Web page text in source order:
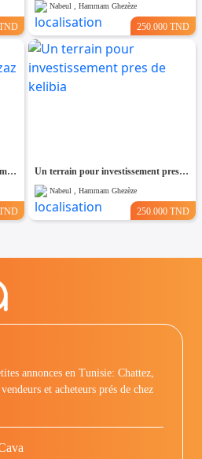
Nabeul , Hammam Ghezèze
250.000 TND
Bonne occasion de un terrain a hammam leghzaz Un terrain pour investissement pres de kelibia
Nabeul , Hammam Ghezèze
250.000 TND
annonces en Tunisie: Chattez,
et acheteurs prés de chez